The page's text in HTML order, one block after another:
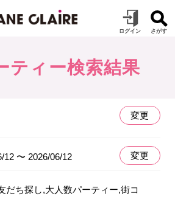
ティー検索結果
変更
12 〜 2026/06/12 変更
だち探し,大人数パーティー,街コ